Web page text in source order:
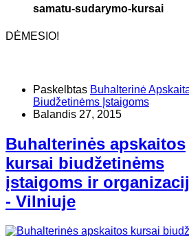
samatu-sudarymo-kursai
DĖMESIO!
Paskelbtas Buhalterinė
Biudžetinėms Įstaigoms
Balandis 27, 2015
Buhalterinės apskaitos
kursai biudžetinėms
įstaigoms ir
- Vilniuje